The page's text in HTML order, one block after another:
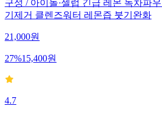
구성 / 아이돌·셀럽 긴급 레몬 녹차파
기제거 클렌즈워터 레몬즙 붓기완화
21,000원
27%15,400원
4.7